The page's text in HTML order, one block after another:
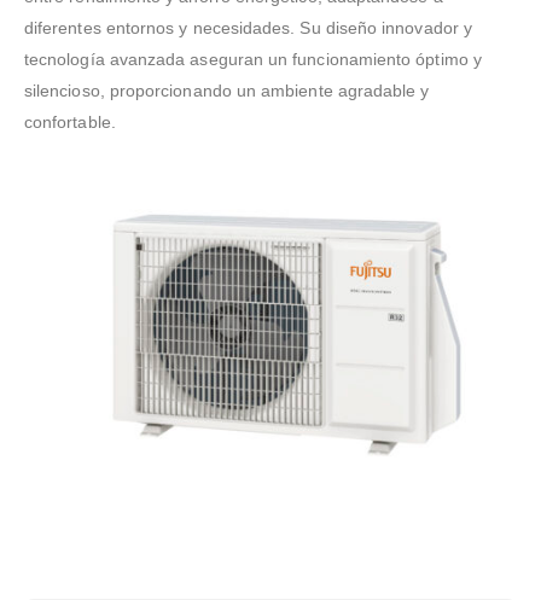
diferentes entornos y necesidades. Su diseño innovador y
tecnología avanzada aseguran un funcionamiento óptimo y
silencioso, proporcionando un ambiente agradable y
confortable.